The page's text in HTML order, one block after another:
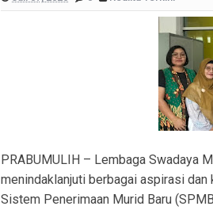
Cegah Kejahatan 3C dan
Cegah Kejahatan Malam Hari,
Polsek Banyuasin II Berhasil Ungkap
Polres PALI Amankan Terduga
Keributan Berujung Maut, Polisi
Polsek Betung Amankan Terduga
Wujud Sinergitas Antarunsur,
PRABUMULIH – Lembaga Swadaya
menindaklanjuti berbagai aspirasi
Sistem Penerimaan Murid Baru